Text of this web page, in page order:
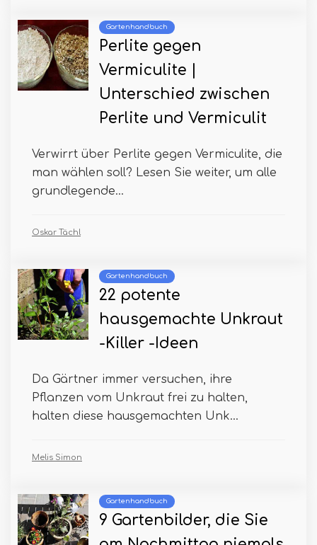
Gartenhandbuch
Perlite gegen
Vermiculite |
Unterschied zwischen
Perlite und Vermiculit
Verwirrt über Perlite gegen Vermiculite, die
man wählen soll? Lesen Sie weiter, um alle
grundlegende...
Oskar Tächl
Gartenhandbuch
22 potente
hausgemachte Unkraut
-Killer -Ideen
Da Gärtner immer versuchen, ihre
Pflanzen vom Unkraut frei zu halten,
halten diese hausgemachten Unk...
Melis Simon
Gartenhandbuch
9 Gartenbilder, die Sie